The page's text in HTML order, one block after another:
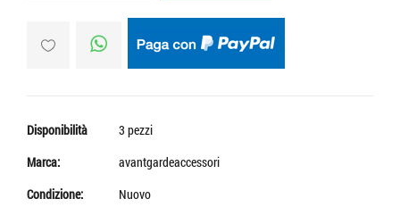
Disponibilità
3 pezzi
Marca:
avantgardeaccessori
Condizione:
Nuovo